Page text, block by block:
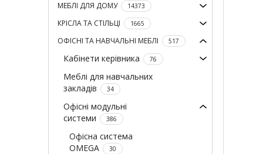
МЕБЛІ ДЛЯ ДОМУ 14373
КРІСЛА ТА СТІЛЬЦІ 1665
ОФІСНІ ТА НАВЧАЛЬНІ МЕБЛІ 517
Кабінети керівника 76
Меблі для навчальних
закладів
34
Офісні модульні
системи
386
Офісна система
OMEGA
30